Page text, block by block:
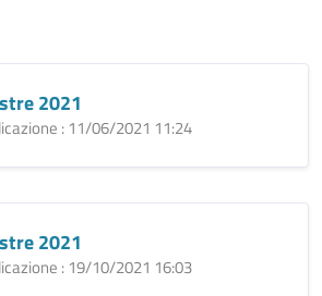
2021
: 11/06/2021 11:24
2021
: 19/10/2021 16:03